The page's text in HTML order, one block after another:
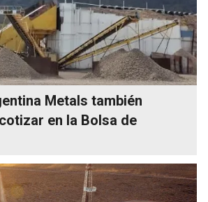
Metals también
en la Bolsa de